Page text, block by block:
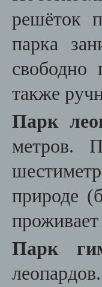
решёток
парка
также
Парк
метров.
природе
Парк